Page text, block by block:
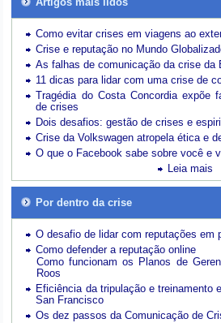
Como evitar crises em viagens ao
Crise e reputação no Mundo
As falhas de comunicação da crise da
11 dicas para lidar com uma crise de
Tragédia do Costa Concordia expõe
de crises
Dois desafios: gestão de crises e
Crise da Volkswagen atropela ética e
O que o Facebook sabe sobre você e
Leia mais
Por dentro da crise
O desafio de lidar com reputações em
Como defender a reputação online
Como funcionam os Planos de
Roos
Eficiência da tripulação e treinamento
San Francisco
Os dez passos da Comunicação de